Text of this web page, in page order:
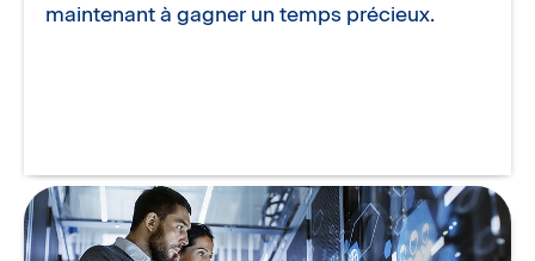
maintenant à gagner un temps précieux.